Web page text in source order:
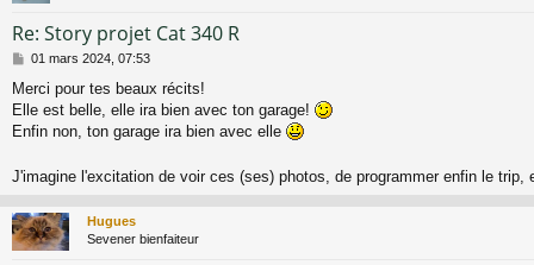
Re: Story projet Cat 340 R
M
s
s
a
01 mars 2024, 07:53
Merci pour tes beaux récits!
Elle est belle, elle ira bien avec ton garage!
Enfin non, ton garage ira bien avec elle
J'imagine l'excitation de voir ces (ses) photos, de programmer enfin le
Hugues
Sevener bienfaiteur